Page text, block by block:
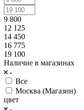
9 800
12 125
14 450
16 775
19 100
Наличие в магазинах
Все
Москва (Магазин)
цвет